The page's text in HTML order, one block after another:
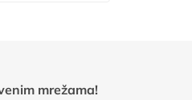
mrežama!